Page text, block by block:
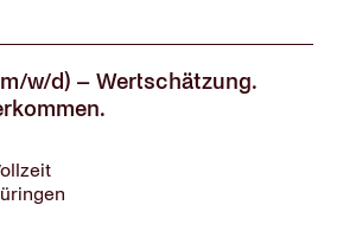
w/d) – Wertschätzung.